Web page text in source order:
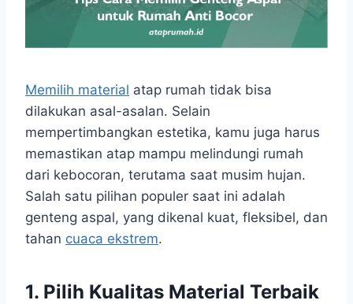
Memilih material atap rumah tidak bisa
dilakukan asal-asalan. Selain
mempertimbangkan estetika, kamu juga harus
memastikan atap mampu melindungi rumah
dari kebocoran, terutama saat musim hujan.
Salah satu pilihan populer saat ini adalah
genteng aspal, yang dikenal kuat, fleksibel, dan
tahan cuaca ekstrem.
1. Pilih Kualitas Material Terbaik